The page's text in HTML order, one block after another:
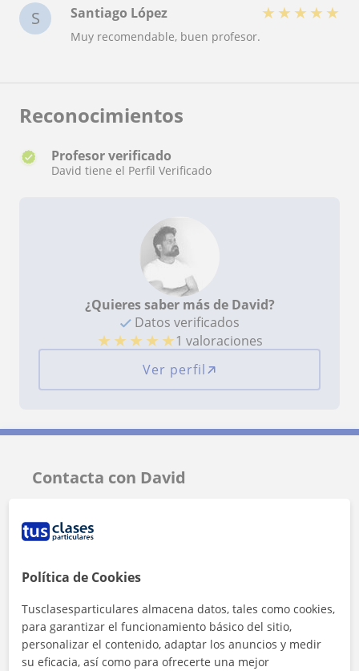
S Santiago López ★ ★ ★ ★ ★
Muy recomendable, buen profesor.
Reconocimientos
Profesor verificado
David tiene el Perfil Verificado
¿Quieres saber más de David?
Datos verificados
★ ★ ★ ★ ★1 valoraciones
Ver perfil
Contacta con David
Tarifa
Política de Cookies
Tusclasesparticulares almacena datos, tales como cookies,
para garantizar el funcionamiento básico del sitio,
personalizar el contenido, adaptar los anuncios y medir
su eficacia, así como para ofrecerte una mejor